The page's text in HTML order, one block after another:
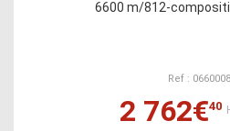
6600 m/812-
Ref :
2 762€40